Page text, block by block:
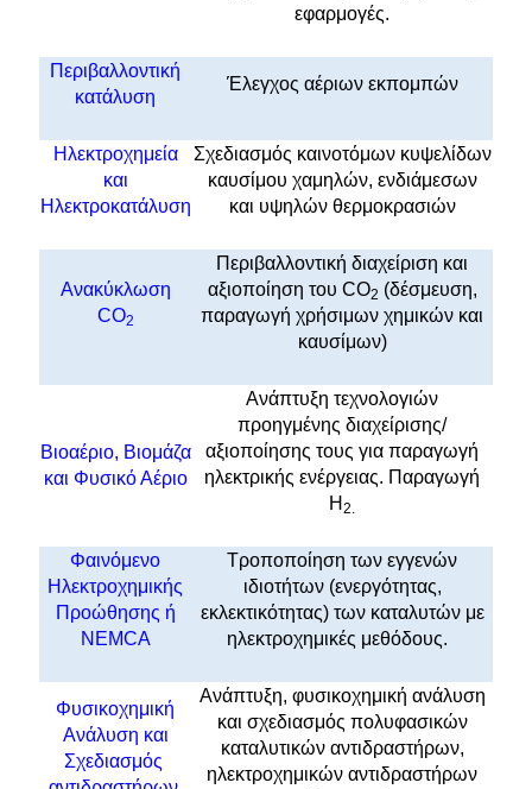
εφαρμογές.
Περιβαλλοντική
κατάλυση
Έλεγχος αέριων εκπομπών
Ηλεκτροχημεία
και
Ηλεκτροκατάλυση
Σχεδιασμός καινοτόμων κυψελίδων
καυσίμου χαμηλών, ενδιάμεσων
και υψηλών θερμοκρασιών
Ανακύκλωση
CO2
Περιβαλλοντική διαχείριση και
αξιοποίηση του CO2 (δέσμευση,
παραγωγή χρήσιμων χημικών και
καυσίμων)
Βιοαέριο, Βιομάζα
και Φυσικό Αέριο
Ανάπτυξη τεχνολογιών
προηγμένης διαχείρισης/
αξιοποίησης τους για παραγωγή
ηλεκτρικής ενέργειας. Παραγωγή
Η2.
Φαινόμενο
Ηλεκτροχημικής
Προώθησης ή
NEMCA
Τροποποίηση των εγγενών
ιδιοτήτων (ενεργότητας,
εκλεκτικότητας) των καταλυτών με
ηλεκτροχημικές μεθόδους.
Φυσικοχημική
Ανάλυση και
Σχεδιασμός
Ανάπτυξη, φυσικοχημική ανάλυση
και σχεδιασμός πολυφασικών
καταλυτικών αντιδραστήρων,
ηλεκτροχημικών αντιδραστήρων